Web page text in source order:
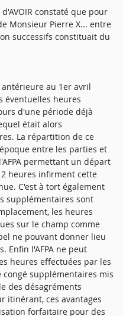
d'AVOIR constaté que pour
Monsieur Pierre X... entre
successifs constituait du
antérieure au 1er avril
éventuelles heures
d'une période déjà
était alors
La répartition de ce
entre les parties et
permettant un départ
heures infirment cette
C'est à tort également
supplémentaires sont
les heures
sur le champ comme
ne pouvant donner lieu
Enfin l'AFPA ne peut
heures effectuées par les
supplémentaires mis
des désagréments
itinérant, ces avantages
forfaitaire pour des